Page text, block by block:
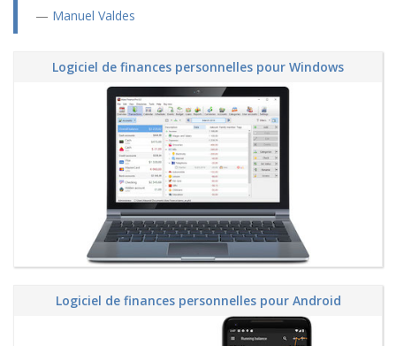
Manuel Valdes
Logiciel de finances personnelles pour Windows
Logiciel de finances personnelles pour Android